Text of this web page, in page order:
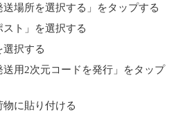
送場所を選択する」をタップする
スト」を選択する
選択する
用2次元コードを発行」をタップ
に貼り付ける